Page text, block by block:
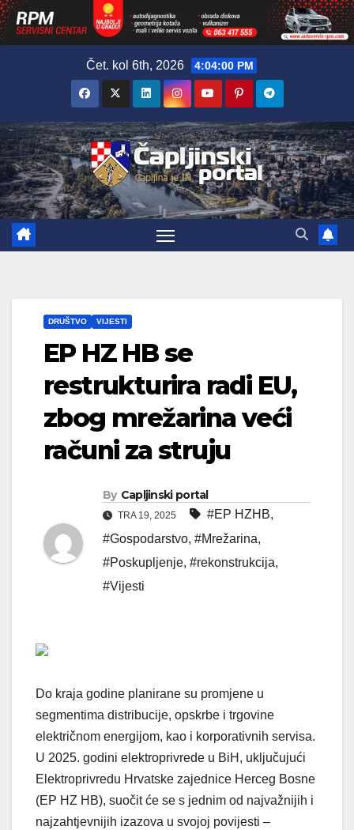
Čet. kol 6th, 2026 4:04:02 PM
DRUŠTVO VIJESTI
EP HZ HB se
restrukturira radi EU,
zbog mrežarina veći
računi za struju
By Capljinski portal
TRA 19, 2025 #EP HZHB,
#Gospodarstvo, #Mrežarina,
#Poskupljenje, #rekonstrukcija,
#Vijesti
Do kraja godine planirane su promjene u
segmentima distribucije, opskrbe i trgovine
električnom energijom, kao i korporativnih servisa.
U 2025. godini elektroprivrede u BiH, uključujući
Elektroprivredu Hrvatske zajednice Herceg Bosne
(EP HZ HB), suočit će se s jednim od najvažnijih i
najzahtjevnijih izazova u svojoj povijesti –